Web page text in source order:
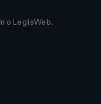
o LegisWeb.